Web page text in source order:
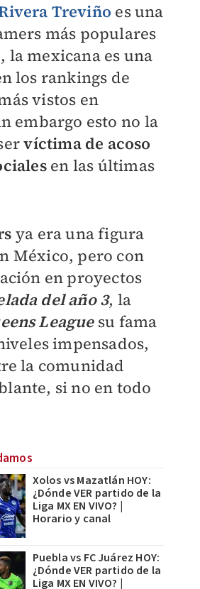
Treviño es una
más populares
la mexicana es una
los rankings de
vistos en
embargo esto no la
víctima de acoso
en las últimas
ya era una figura
México, pero con
en proyectos
del año 3, la
Leaguesu fama
impensados,
la comunidad
si no en todo
Xolos vs Mazatlán HOY:
¿Dónde VER partido de la
Liga MX EN VIVO? |
Horario y canal
Puebla vs FC Juárez HOY:
¿Dónde VER partido de la
Liga MX EN VIVO? |